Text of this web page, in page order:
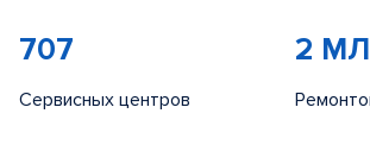
707
Сервисных центров
2